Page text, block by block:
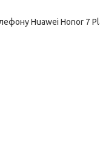
Huawei Honor 7